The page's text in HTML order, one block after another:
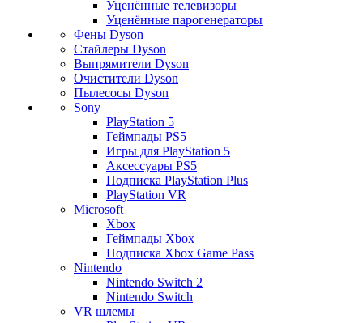
Уценённые телевизоры
Уценённые парогенераторы
Фены Dyson
Стайлеры Dyson
Выпрямители Dyson
Очистители Dyson
Пылесосы Dyson
Sony
PlayStation 5
Геймпады PS5
Игры для PlayStation 5
Аксессуары PS5
Подписка PlayStation Plus
PlayStation VR
Microsoft
Xbox
Геймпады Xbox
Подписка Xbox Game Pass
Nintendo
Nintendo Switch 2
Nintendo Switch
VR шлемы